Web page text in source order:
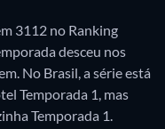
3112 no Ranking
desceu nos
No Brasil, a série está
Temporada 1, mas
Temporada 1.